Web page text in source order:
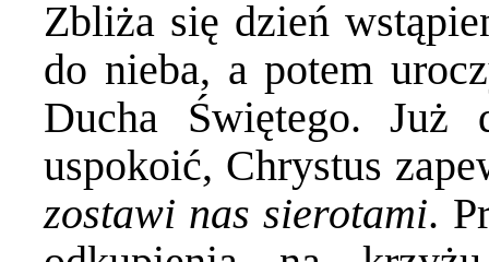
Zbliża się dzień
do nieba, a potem
Ducha Świętego. Już
uspokoić, Chrystus
zostawi nas sierotami.